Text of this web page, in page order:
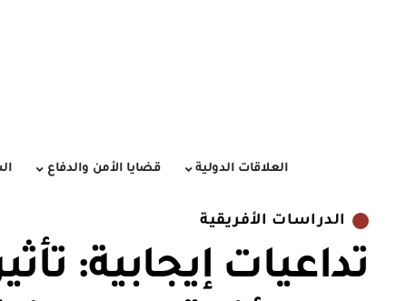
العلاقات الدولية قضايا الأمن والدفاع
الدراسات الأفريقية
تداعيات إيجابية: